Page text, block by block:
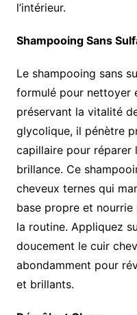
l’intérieur.
Shampooing Sans
Le shampooing sans
formulé pour nettoyer
préservant la vitalité
glycolique, il pénètre
capillaire pour réparer
brillance. Ce
cheveux ternes qui
base propre et
la routine. Appliquez
doucement le cuir
abondamment pour
et brillants.